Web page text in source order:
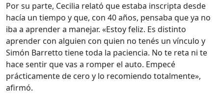
Por su parte, Cecilia relató que estaba inscripta desde
hacía un tiempo y que, con 40 años, pensaba que ya no
iba a aprender a manejar. «Estoy feliz. Es distinto
aprender con alguien con quien no tenés un vínculo y
Simón Barretto tiene toda la paciencia. No te reta ni te
hace sentir que vas a romper el auto. Empecé
prácticamente de cero y lo recomiendo totalmente»,
afirmó.